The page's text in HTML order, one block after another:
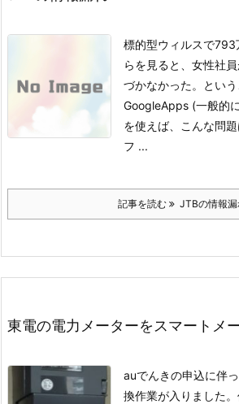
標的型ウィルスで793
らを見ると、女性社
づかなかった。という
GoogleApps (一般的
を使えば、こんな問
フ ...
記事を読む JTBの情報漏
東電の電力メーターをスマートメ
auでんきの申込に伴
換作業が入りました。